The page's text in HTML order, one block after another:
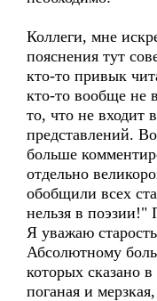
Коллеги, мне
пояснения тут
кто-то привык
кто-то вообще не
то, что не входит
представлений.
больше
отдельно
обобщили всех
нельзя в поэзии!"
Я уважаю
Абсолютному
которых сказано в
поганая и